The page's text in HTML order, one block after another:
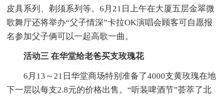
皮具系列、剃须系列等。6月21日上午在大厦五层金翠微
歌舞厅还将举办“父子情深”卡拉OK演唱会顾客可自愿报
名参加父子俩可以一起高歌一曲。
活动三 在华堂给老爸买支玫瑰花
6月13～21日华堂商场特别准备了4000支黄玫瑰在地
下一层以每支2.8元的价格出售。“听装啤酒节”荟萃了北